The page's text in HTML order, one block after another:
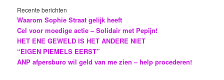
Recente berichten
Waarom Sophie Straat gelijk heeft
Cel voor moedige actie – Solidair met Pepijn!
HET ENE GEWELD IS HET ANDERE NIET
“EIGEN PIEMELS EERST”
ANP afpersburo wil geld van me zien – help procederen!